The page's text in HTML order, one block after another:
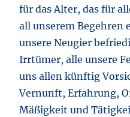
für das Alter, das für
all unserem Begehren
unsere Neugier
Irrtümer, alle unsere
uns allen künftig
Vernunft, Erfahrung,
Mäßigkeit und